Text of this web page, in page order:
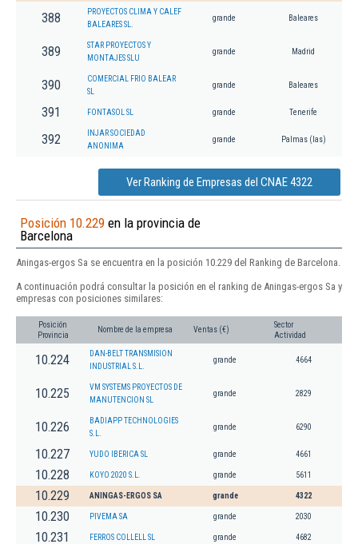
388
PROYECTOS CLIMA Y CALEF
BALEARES SL.
grande Baleares
389
STAR PROYECTOS Y
MONTAJES SLU
grande Madrid
390
COMERCIAL FRIO BALEAR
SL
grande Baleares
391 FONTASOL SL grande Tenerife
392
INJAR SOCIEDAD
ANONIMA
grande Palmas (las)
Ver Ranking de Empresas del CNAE 4322
Posición 10.229 en la provincia de
Barcelona
Aningas-ergos Sa se encuentra en la posición 10.229 del Ranking de Barcelona.
A continuación podrá consultar la posición en el ranking de Aningas-ergos Sa y
empresas con posiciones similares:
Posición
Provincia
Nombre de la empresa Ventas (€)
Sector
Actividad
10.224
DAN-BELT TRANSMISION
INDUSTRIAL S.L.
grande 4664
10.225
VM SYSTEMS PROYECTOS DE
MANUTENCION SL
grande 2829
10.226
BADIAPP TECHNOLOGIES
S.L.
grande 6290
10.227 YUDO IBERICA SL grande 4661
10.228 KOYO 2020 S.L. grande 5611
10.229 ANINGAS-ERGOS SA grande 4322
10.230 PIVEMA SA grande 2030
10.231 FERROS COLLELL SL grande 4682